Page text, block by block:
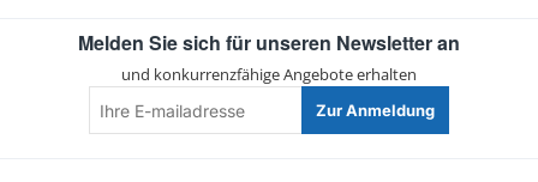
Melden Sie sich für unseren Newsletter an
und konkurrenzfähige Angebote erhalten
E-
mailadresse
Zur Anmeldung